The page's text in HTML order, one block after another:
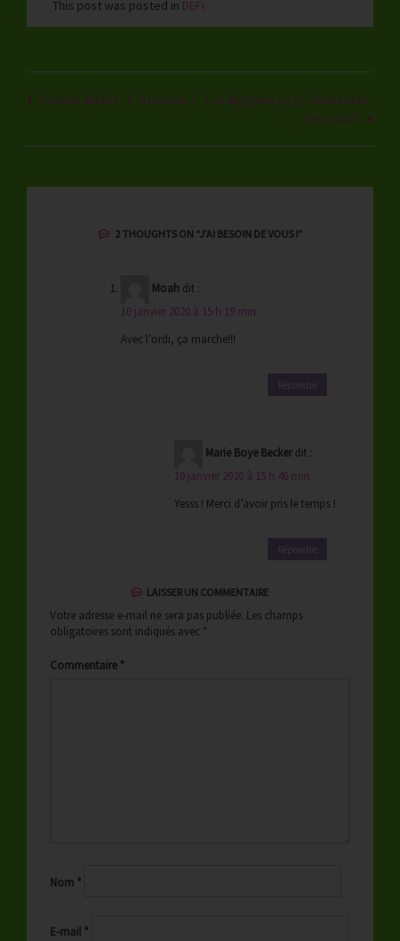
This post was posted in DEFI
Navigation
l’article
Cuisine Addict : l’ interview !
Les légumes lacto-fermentés,
c’est quoi?
2 THOUGHTS ON “J’AI BESOIN DE VOUS !”
Moah dit :
10 janvier 2020 à 15 h 19 min
Avec l’ordi, ça marche!!!
Marie Boye Becker dit :
10 janvier 2020 à 15 h 46 min
Yesss ! Merci d’avoir pris le temps !
LAISSER UN COMMENTAIRE
Votre adresse e-mail ne sera pas publiée. Les champs
obligatoires sont indiqués avec *
Commentaire *
Nom *
E-mail *